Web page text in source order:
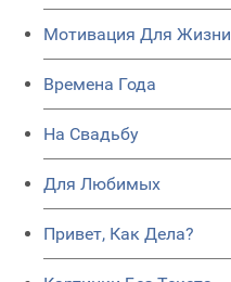
Мотивация Для Жизни
Времена Года
На Свадьбу
Для Любимых
Привет, Как Дела?